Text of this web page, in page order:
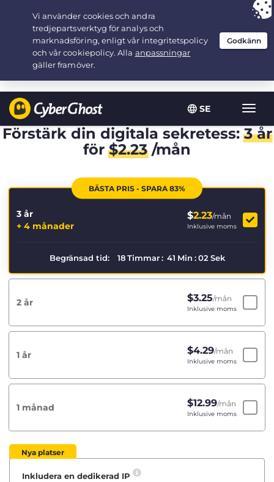
SE
Växla
Your choice:The Best Dealfor 3.3333333333333-years at $
/month
Förstärk din digitala sekretess:3 år
för$2.23/mån
BÄSTA PRIS - SPARA 83%
3 år
+ 4 månader
$2.23/mån
Inklusive moms
Begränsad tid: 18 Timmar : 41 Min : 02 Sek
2 år $3.25/mån
Inklusive moms
1 år $4.29/mån
Inklusive moms
1 månad $12.99/mån
Inklusive moms
Nya platser
Inkludera en dedikerad IP